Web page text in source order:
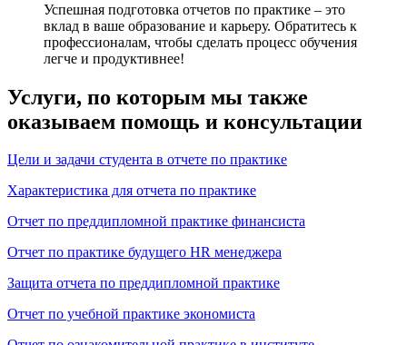
Успешная подготовка отчетов по практике – это
вклад в ваше образование и карьеру. Обратитесь к
профессионалам, чтобы сделать процесс обучения
легче и продуктивнее!
Услуги, по которым мы также
оказываем помощь и консультации
Цели и задачи студента в отчете по практике
Характеристика для отчета по практике
Отчет по преддипломной практике финансиста
Отчет по практике будущего HR менеджера
Защита отчета по преддипломной практике
Отчет по учебной практике экономиста